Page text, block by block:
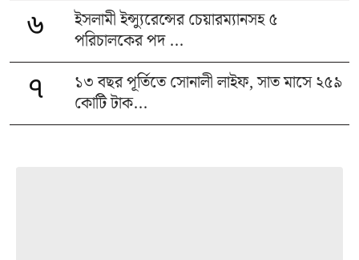
৬
ইসলামী ইন্স্যুরেন্সের চেয়ারম্যানসহ ৫
পরিচালকের পদ ...
৭
১৩ বছর পূর্তিতে সোনালী লাইফ, সাত মাসে ২৫৯
কোটি টাক...